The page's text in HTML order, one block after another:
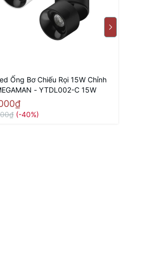
Ống Bơ Chiếu Rọi 15W Chỉnh
- YTDL002-C 15W
(-40%)